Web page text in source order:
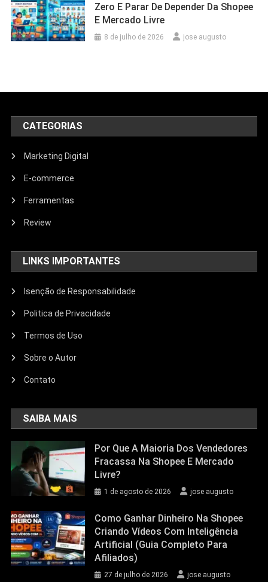
Zero E Parar De Depender Da Shopee
E Mercado Livre
8 de julho de 2026 jose augusto
CATEGORIAS
Marketing Digital
E-commerce
Ferramentas
Review
LINKS IMPORTANTES
Isenção de Responsabilidade
Politica de Privacidade
Termos de Uso
Sobre o Autor
Contato
SAIBA MAIS
Por Que A Maioria Dos Vendedores
Fracassa Na Shopee E Mercado
Livre?
1 de agosto de 2026 jose augusto
Como Ganhar Dinheiro Na Shopee
Criando Vídeos Com Inteligência
Artificial (Guia Completo Para
Afiliados)
27 de julho de 2026 jose augusto